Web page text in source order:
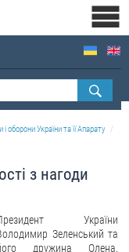
і оборони України
оборони України та її Апарату
з нагоди
України
Зеленський та
дружина Олена,